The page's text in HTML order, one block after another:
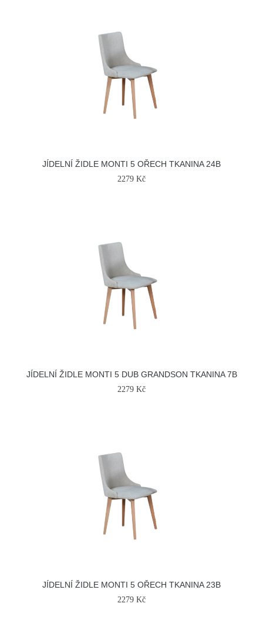
JÍDELNÍ ŽIDLE MONTI 5 OŘECH TKANINA 24B
2279 Kč
JÍDELNÍ ŽIDLE MONTI 5 DUB GRANDSON TKANINA 7B
2279 Kč
JÍDELNÍ ŽIDLE MONTI 5 OŘECH TKANINA 23B
2279 Kč